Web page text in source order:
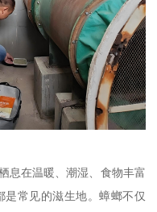
息在温暖、潮湿、食物丰富
常见的滋生地。蟑螂不仅